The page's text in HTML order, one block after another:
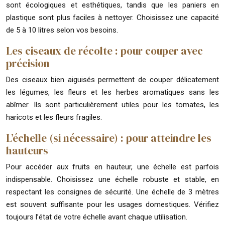
sont écologiques et esthétiques, tandis que les paniers en
plastique sont plus faciles à nettoyer. Choisissez une capacité
de 5 à 10 litres selon vos besoins.
Les ciseaux de récolte : pour couper avec
précision
Des ciseaux bien aiguisés permettent de couper délicatement
les légumes, les fleurs et les herbes aromatiques sans les
abîmer. Ils sont particulièrement utiles pour les tomates, les
haricots et les fleurs fragiles.
L’échelle (si nécessaire) : pour atteindre les
hauteurs
Pour accéder aux fruits en hauteur, une échelle est parfois
indispensable. Choisissez une échelle robuste et stable, en
respectant les consignes de sécurité. Une échelle de 3 mètres
est souvent suffisante pour les usages domestiques. Vérifiez
toujours l’état de votre échelle avant chaque utilisation.